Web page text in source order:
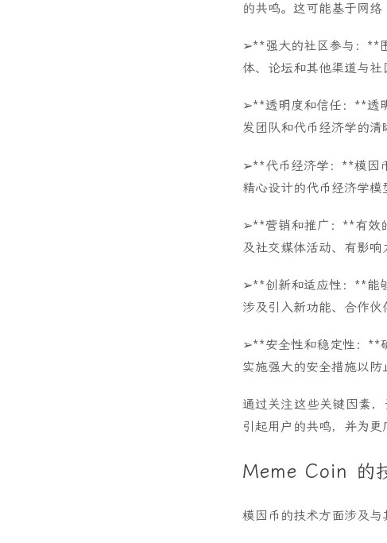
的共鸣。这可能基于网
➢**强大的社区参与：**
体、论坛和其他渠道与社
➢**透明度和信任：**透
发团队和代币经济学的清
➢**代币经济学：**模因
精心设计的代币经济学模
➢**营销和推广：**有效
及社交媒体活动、有影响
➢**创新和适应性：**能
涉及引入新功能、合作伙
➢**安全性和稳定性：**
实施强大的安全措施以防
通过关注这些关键因素
引起用户的共鸣，并为更
Meme Coin 的
模因币的技术方面涉及与